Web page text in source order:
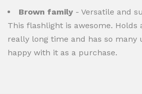
Brown family - Versatile and
This flashlight is awesome. Holds
really long time and has so many
happy with it as a purchase.